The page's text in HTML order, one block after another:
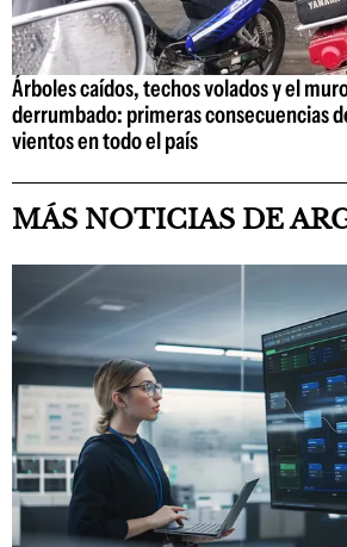
Árboles caídos, techos volados y el
derrumbado: primeras consecuencias
vientos en todo el país
MÁS NOTICIAS DE